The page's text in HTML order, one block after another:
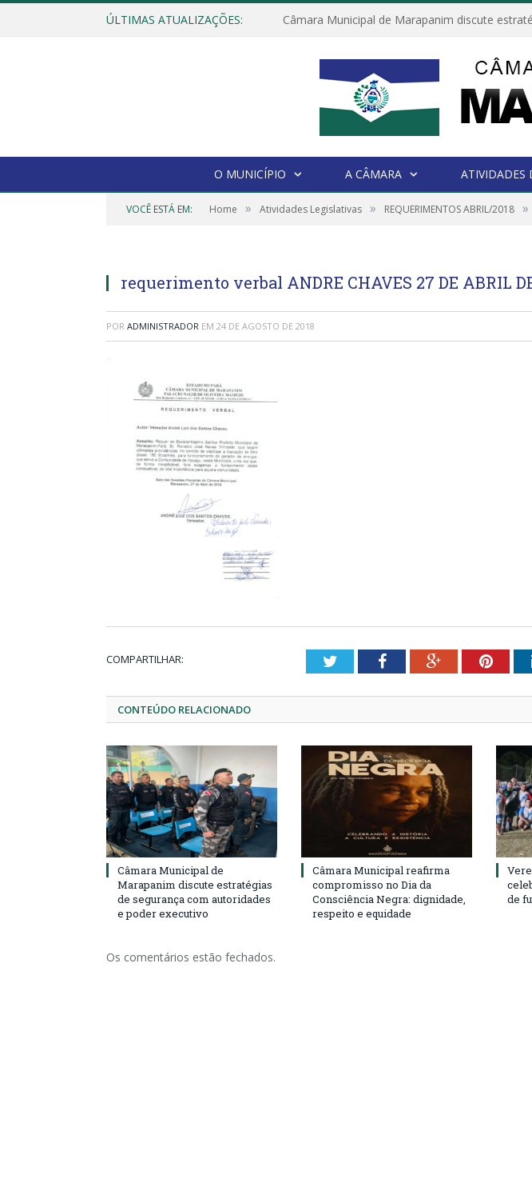
ÚLTIMAS ATUALIZAÇÕES:
O MUNICÍPIO A CÂMARA ATIVIDADES
VOCÊ ESTÁ EM: Home » Atividades Legislativas » REQUERIMENTOS ABRIL/2018 »
requerimento verbal ANDRE CHAVES 27 DE ABRIL
POR ADMINISTRADOR EM 24 DE AGOSTO DE 2018
COMPARTILHAR: TwitterFacebookGoogle+
CONTEÚDO RELACIONADO
Câmara Municipal de
Marapanim discute estratégias
de segurança com autoridades
e poder executivo
Câmara Municipal reafirma
compromisso no Dia da
Consciência Negra: dignidade,
respeito e equidade
de
Os comentários estão fechados.